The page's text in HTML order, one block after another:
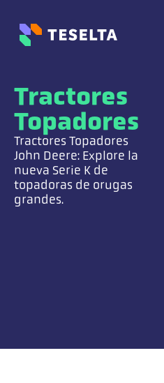
Tractores
Topadores
Tractores Topadores
John Deere: Explore la
nueva Serie K de
topadoras de orugas
grandes.